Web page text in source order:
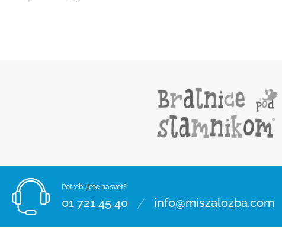
Potrebujete nasvet?
01 721 45 40 / info@miszalozba.com